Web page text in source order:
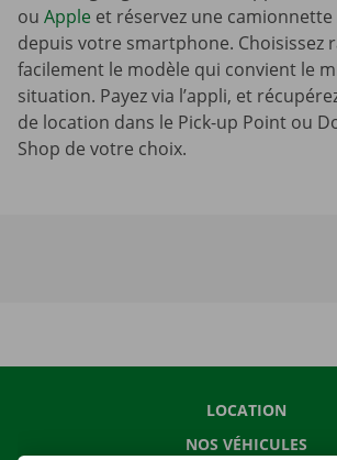
ou Apple et réservez une camionnette
depuis votre smartphone. Choisissez
facilement le modèle qui convient le
situation. Payez via l’appli, et
de location dans le Pick-up Point ou
Shop de votre choix.
LOCATION
NOS VÉHICULES